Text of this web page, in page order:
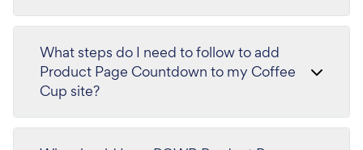
What steps do I need to follow to add
Product Page Countdown to my Coffee
Cup site?